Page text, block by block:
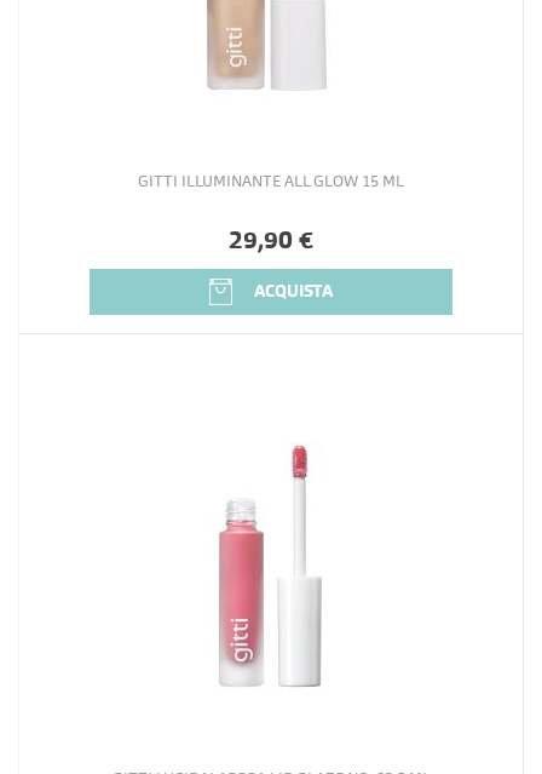
GITTI ILLUMINANTE ALL GLOW 15 ML
29,90 €
ACQUISTA